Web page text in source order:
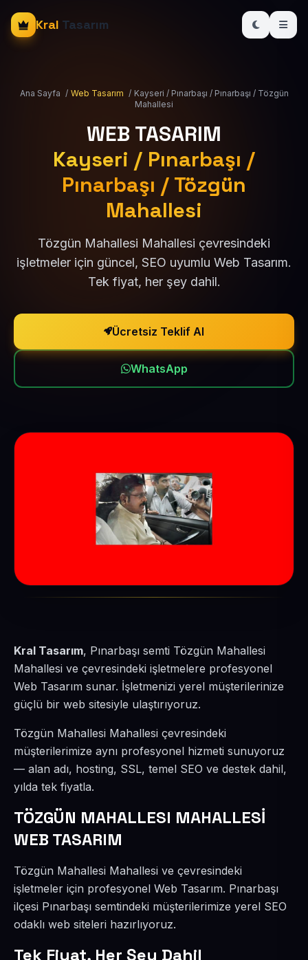
Kral Tasarım
Ana Sayfa / Web Tasarım / Kayseri / Pınarbaşı / Pınarbaşı / Tözgün
Mahallesi
WEB TASARIM
Kayseri / Pınarbaşı /
Pınarbaşı / Tözgün
Mahallesi
Tözgün Mahallesi Mahallesi çevresindeki
işletmeler için güncel, SEO uyumlu Web Tasarım.
Tek fiyat, her şey dahil.
Ücretsiz Teklif Al
WhatsApp
Kral Tasarım, Pınarbaşı semti Tözgün Mahallesi
Mahallesi ve çevresindeki işletmelere profesyonel
Web Tasarım sunar. İşletmenizi yerel müşterilerinize
güçlü bir web sitesiyle ulaştırıyoruz.
Tözgün Mahallesi Mahallesi çevresindeki
müşterilerimize aynı profesyonel hizmeti sunuyoruz
— alan adı, hosting, SSL, temel SEO ve destek dahil,
yılda tek fiyatla.
TÖZGÜN MAHALLESI MAHALLESİ
WEB TASARIM
Tözgün Mahallesi Mahallesi ve çevresindeki
işletmeler için profesyonel Web Tasarım. Pınarbaşı
ilçesi Pınarbaşı semtindeki müşterilerimize yerel SEO
odaklı web siteleri hazırlıyoruz.
Tek Fiyat, Her Şey Dahil